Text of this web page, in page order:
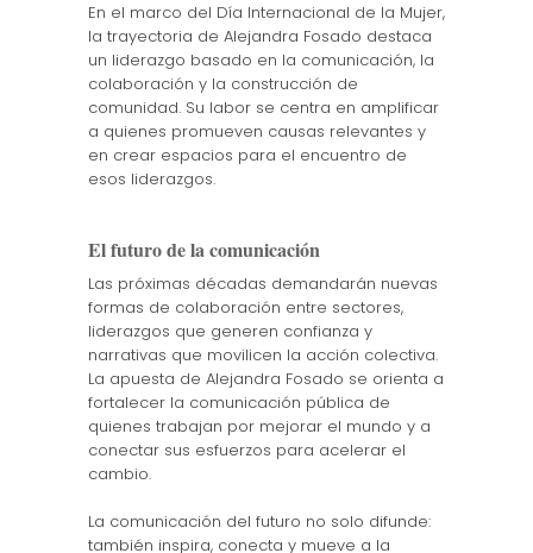
En el marco del Día Internacional de la Mujer,
la trayectoria de Alejandra Fosado destaca
un liderazgo basado en la comunicación, la
colaboración y la construcción de
comunidad. Su labor se centra en amplificar
a quienes promueven causas relevantes y
en crear espacios para el encuentro de
esos liderazgos.
El futuro de la comunicación
Las próximas décadas demandarán nuevas
formas de colaboración entre sectores,
liderazgos que generen confianza y
narrativas que movilicen la acción colectiva.
La apuesta de Alejandra Fosado se orienta a
fortalecer la comunicación pública de
quienes trabajan por mejorar el mundo y a
conectar sus esfuerzos para acelerar el
cambio.
La comunicación del futuro no solo difunde:
también inspira, conecta y mueve a la